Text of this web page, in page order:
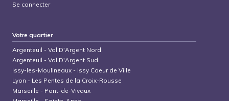
Se connecter
Votre quartier
Argenteuil -Val D'Argent Nord
Argenteuil -Val D'Argent Sud
Issy-les-Moulineaux - Issy Coeur de Ville
Lyon - Les Pentes de la Croix-Rousse
Marseille - Pont-de-Vivaux